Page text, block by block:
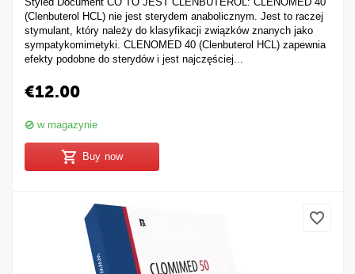
(Clenbuterol HCL) nie jest sterydem anabolicznym. Jest to raczej
stymulant, który należy do klasyfikacji związków znanych jako
sympatykomimetyki. CLENOMED 40 (Clenbuterol HCL) zapewnia
efekty podobne do sterydów i jest najczęściej...
€12.00
w magazynie
Buy now